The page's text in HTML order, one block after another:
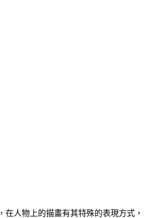
在人物上的描畫有其特殊的表現方式，